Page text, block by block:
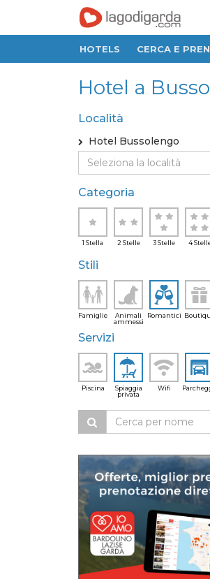
HOTELS CERCA E
Hotel a
Località
Hotel Bussolengo
Categoria
1 Stella 2 Stelle 3 Stelle 4
Stili
Famiglie
Animali
ammessi
Romantici
Servizi
Piscina
Spiaggia
privata
Wifi